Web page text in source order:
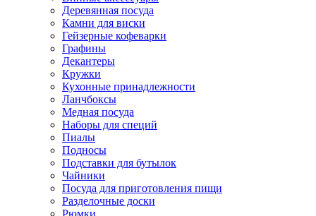
Деревянная посуда
Камни для виски
Гейзерные кофеварки
Графины
Декантеры
Кружки
Кухонные принадлежности
Ланчбоксы
Медная посуда
Наборы для специй
Пиалы
Подносы
Подставки для бутылок
Чайники
Посуда для приготовления пищи
Разделочные доски
Рюмки